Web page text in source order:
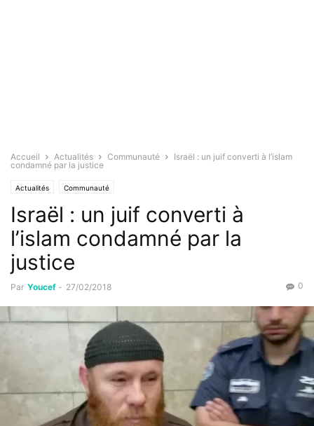
Accueil Actualités Communauté
Israël : un juif converti à l’islam
condamné par la justice
Actualités Communauté
Israël : un juif converti à
l’islam condamné par la
justice
Par Youcef - 27/02/2018 0